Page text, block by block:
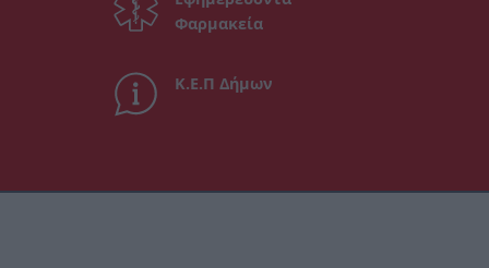
Φαρμακεία
Κ.Ε.Π Δήμων